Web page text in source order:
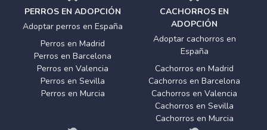
PERROS EN ADOPCIÓN
Adoptar perros en España
Perros en Madrid
Perros en Barcelona
Perros en Valencia
Perros en Sevilla
Perros en Murcia
CACHORROS EN
ADOPCIÓN
Adoptar cachorros en
España
Cachorros en Madrid
Cachorros en Barcelona
Cachorros en Valencia
Cachorros en Sevilla
Cachorros en Murcia